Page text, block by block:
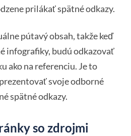
prilákať spätné odkazy.
pútavý obsah, takže keď
infografiky, budú odkazovať
ako na referenciu. Je to
svoje odborné
spätné odkazy.
so zdrojmi